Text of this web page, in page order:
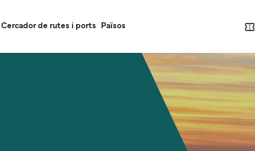
Cercador de rutes i ports Països